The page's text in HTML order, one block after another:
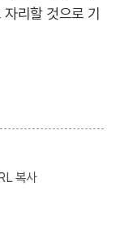
리할 것으로 기
복사